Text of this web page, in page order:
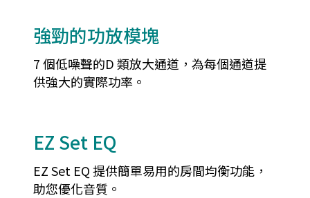
強勁的功放模塊
7 個低噪聲的D 類放大通道，為每個通道提
供強大的實際功率。
EZ Set EQ
EZ Set EQ 提供簡單易用的房間均衡功能，
助您優化音質。